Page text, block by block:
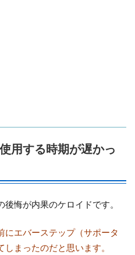
用する時期が遅かっ
悔が内果のケロイドです。
にエバーステップ（サポータ
まったのだと思います。